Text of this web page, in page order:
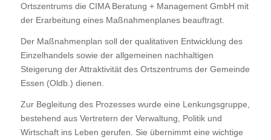
Ortszentrums die CIMA Beratung + Management GmbH mit
der Erarbeitung eines Maßnahmenplanes beauftragt.
Der Maßnahmenplan soll der qualitativen Entwicklung des
Einzelhandels sowie der allgemeinen nachhaltigen
Steigerung der Attraktivität des Ortszentrums der Gemeinde
Essen (Oldb.) dienen.
Zur Begleitung des Prozesses wurde eine Lenkungsgruppe,
bestehend aus Vertretern der Verwaltung, Politik und
Wirtschaft ins Leben gerufen. Sie übernimmt eine wichtige